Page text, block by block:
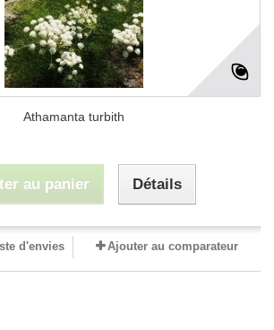
Athamanta turbith
au panier Détails
d'envies Ajouter au comparateur